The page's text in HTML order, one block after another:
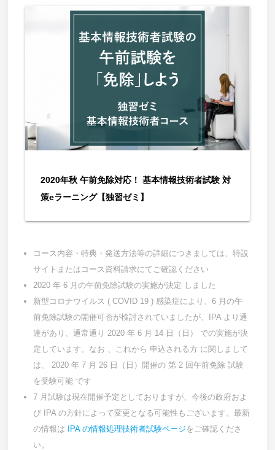
2020年秋 午前免除対応！ 基本情報技術者試験 対
策eラーニング【独習ゼミ】
コース内容・特典・発送方法等の詳細につきましては、特設
サイトまたはコース資料請求にてご確認ください
2020 年 6 月の午前免除試験の実施が決定 しました
新型コロナウイルス ( COVID 19 ) 感染症により、6 月の午
前免除試験の開催可否が検討されていましたが、IPA より通
達があり、通常通り 2020 年 6 月 14 日（日） での実施が決
定しています。なお 、これから 申込される方 に関しまして
は、 2020 年 7 月 26 日（日）開催の 第 2 回午前免除 試験
を受験可能 です
7 月試験は現在開催予定としておりますが、今後の政府およ
び IPA の方針によって変更となる可能性もございます。最新
の情報は IPA の情報処理技術者試験ページをご確認くださ
い。